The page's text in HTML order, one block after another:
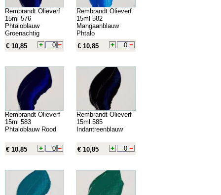
Rembrandt Olieverf
15ml 576
Phtaloblauw
Groenachtig
€ 10,85
Rembrandt Olieverf
15ml 582
Mangaanblauw
Phtalo
€ 10,85
Rembrandt Olieverf
15ml 583
Phtaloblauw Rood
€ 10,85
Rembrandt Olieverf
15ml 585
Indantreenblauw
€ 10,85